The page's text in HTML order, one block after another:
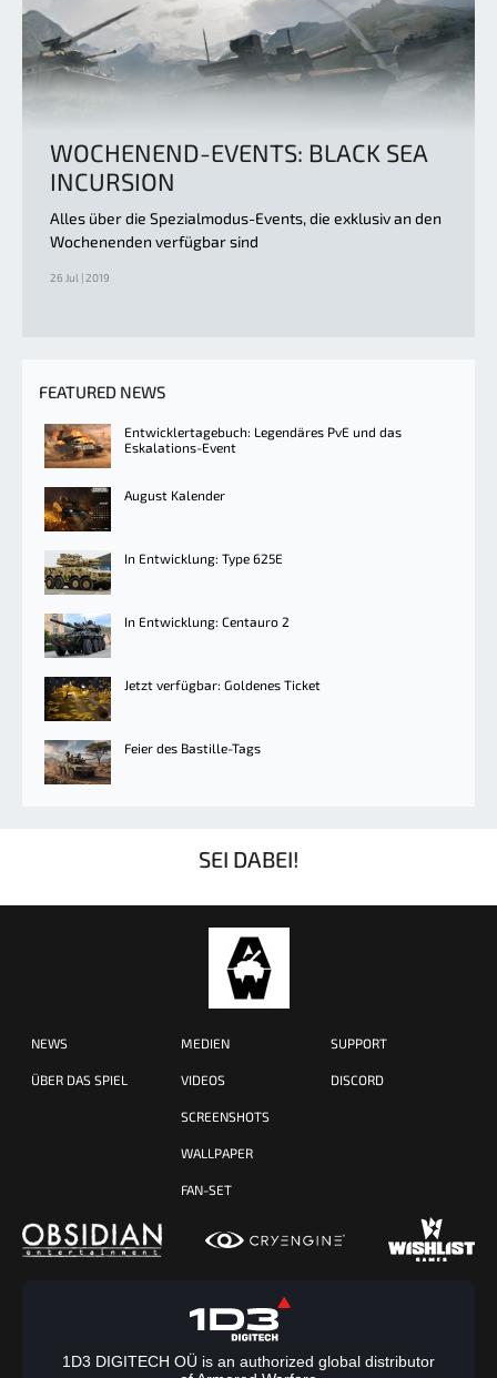
WOCHENEND-EVENTS: BLACK SEA
INCURSION
Alles über die Spezialmodus-Events, die exklusiv an den
Wochenenden verfügbar sind
26 Jul | 2019
FEATURED NEWS
Entwicklertagebuch: Legendäres PvE und das
Eskalations-Event
August Kalender
In Entwicklung: Type 625E
In Entwicklung: Centauro 2
Jetzt verfügbar: Goldenes Ticket
Feier des Bastille-Tags
SEI DABEI!
NEWS
ÜBER DAS SPIEL
MEDIEN
VIDEOS
SCREENSHOTS
WALLPAPER
FAN-SET
SUPPORT
DISCORD
1D3 DIGITECH OÜ is an authorized global distributor